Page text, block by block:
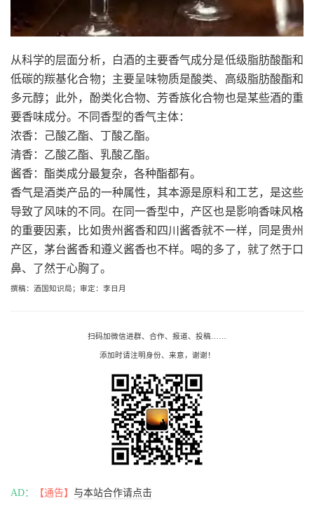
从科学的层面分析，白酒的主要香气成分是低级脂肪酸酯和
低碳的羰基化合物；主要呈味物质是酸类、高级脂肪酸酯和
多元醇；此外，酚类化合物、芳香族化合物也是某些酒的重
要香味成分。不同香型的香气主体：
浓香：己酸乙酯、丁酸乙酯。
清香：乙酸乙酯、乳酸乙酯。
酱香：酯类成分最复杂，各种酯都有。
香气是酒类产品的一种属性，其本源是原料和工艺，是这些
导致了风味的不同。在同一香型中，产区也是影响香味风格
的重要因素，比如贵州酱香和四川酱香就不一样，同是贵州
产区，茅台酱香和遵义酱香也不样。喝的多了，就了然于口
鼻、了然于心胸了。
撰稿：酒国知识局； 审定：李日月
扫码加微信进群、合作、报道、投稿……
添加时请注明身份、来意，谢谢！
AD： 【通告】 与本站合作请点击